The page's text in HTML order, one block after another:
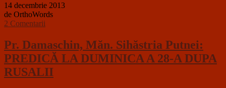
14 decembrie 2013
de OrthoWords
2 Comentarii
Pr. Damaschin, Măn. Sihăstria Putnei:
PREDICĂ LA DUMINICA A 28-A DUPA
RUSALII